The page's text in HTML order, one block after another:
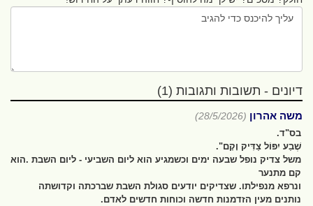
דיונים - תשובות ותגובות (1)
משה אהרון (28/5/2026)
בס"ד.
שֶׁבַע יִפּוֹל צַדִּיק וָקָם".
משל צדיק נופל שבעה ימים וכשמגיע הוא ליום השביעי - ליום השבת .הוא
קם מתנער
ונרפא מנפילתו. שצדיקים יודעים סגולת השבת שברכתה וקדושתה
נותנים מעין הזדמנות חדשה וכוחות חדשים לאדם.